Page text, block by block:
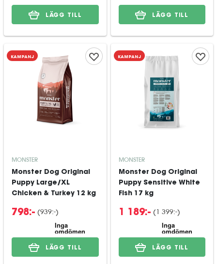
LÄGG TILL LÄGG TILL
KAMPANJ
MONSTER
Monster Dog Original
Puppy Large/XL
Chicken & Turkey 12 kg
798:- (939:-)
LÄGG TILL
KAMPANJ
MONSTER
Monster Dog Original
Puppy Sensitive White
Fish 17 kg
1 189:- (1 399:-)
LÄGG TILL